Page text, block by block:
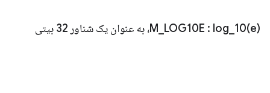
M LOG10E : log_10(e)، به عنوان یک شناور 32 بیتی